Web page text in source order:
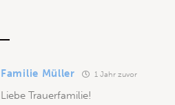
Familie Müller 1 Jahr zuvor
Liebe Trauerfamilie!